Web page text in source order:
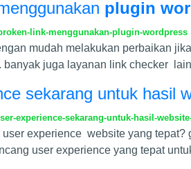
plugin
link-menggunakan-plugin-wordpress
mudah melakukan perbaikan
banyak juga layanan link checker
sekarang untuk hasil
experience-sekarang-untuk-hasil-
experience website yang
user experience yang tepat